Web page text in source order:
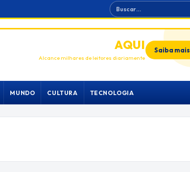
Buscar
ANUNCIEAQUI
Alcance milhares de leitores diariamente
Saiba mais
MUNDO CULTURA TECNOLOGIA